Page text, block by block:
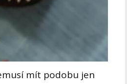
mít podobu jen